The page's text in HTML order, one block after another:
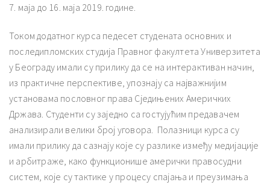
7. маја до 16. маја 2019. године.
Током додатног курса педесет студената основних и
последипломских студија Правног факултета Универзитета
у Београду имали су прилику да се на интерактиван начин,
из практичне перспективе, упознају са најважнијим
установама пословног права Сједињених Америчких
Држава. Студенти су заједно са гостујућим предавачем
анализирали велики број уговора. Полазници курса су
имали прилику да сазнају које су разлике између медијације
и арбитраже, како функционише амерички правосудни
систем, које су тактике у процесу спајања и преузимања